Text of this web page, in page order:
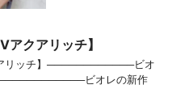
アクアリッチ】
アリッチ】────────────ビオ
────────────ビオレの新作